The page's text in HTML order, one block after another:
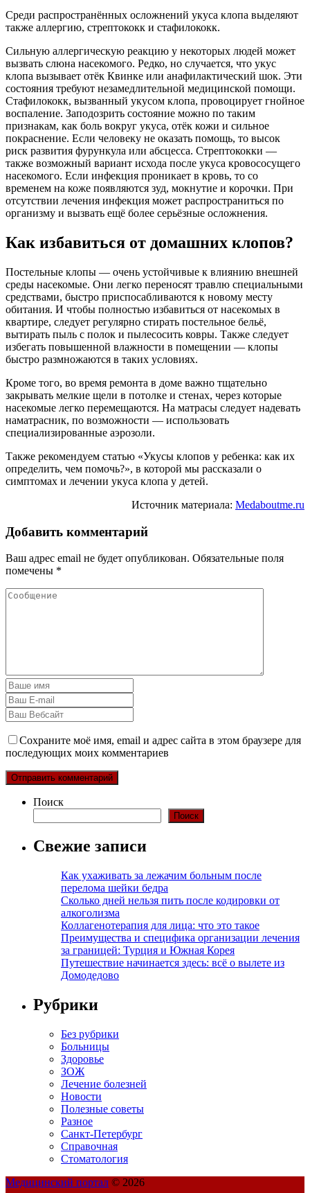
Среди распространённых осложнений укуса клопа выделяют
также аллергию, стрептококк и стафилококк.
Сильную аллергическую реакцию у некоторых людей может
вызвать слюна насекомого. Редко, но случается, что укус
клопа вызывает отёк Квинке или анафилактический шок. Эти
состояния требуют незамедлительной медицинской помощи.
Стафилококк, вызванный укусом клопа, провоцирует гнойное
воспаление. Заподозрить состояние можно по таким
признакам, как боль вокруг укуса, отёк кожи и сильное
покраснение. Если человеку не оказать помощь, то высок
риск развития фурункула или абсцесса. Стрептококки —
также возможный вариант исхода после укуса кровососущего
насекомого. Если инфекция проникает в кровь, то со
временем на коже появляются зуд, мокнутие и корочки. При
отсутствии лечения инфекция может распространиться по
организму и вызвать ещё более серьёзные осложнения.
Как избавиться от домашних клопов?
Постельные клопы — очень устойчивые к влиянию внешней
среды насекомые. Они легко переносят травлю специальными
средствами, быстро приспосабливаются к новому месту
обитания. И чтобы полностью избавиться от насекомых в
квартире, следует регулярно стирать постельное бельё,
вытирать пыль с полок и пылесосить ковры. Также следует
избегать повышенной влажности в помещении — клопы
быстро размножаются в таких условиях.
Кроме того, во время ремонта в доме важно тщательно
закрывать мелкие щели в потолке и стенах, через которые
насекомые легко перемещаются. На матрасы следует надевать
наматрасник, по возможности — использовать
специализированные аэрозоли.
Также рекомендуем статью «Укусы клопов у ребенка: как их
определить, чем помочь?», в которой мы рассказали о
симптомах и лечении укуса клопа у детей.
Источник материала: Medaboutme.ru
Добавить комментарий
Ваш адрес email не будет опубликован. Обязательные поля
помечены *
Сохраните моё имя, email и адрес сайта в этом браузере для
последующих моих комментариев
Поиск
Поиск
Свежие записи
Как ухаживать за лежачим больным после
перелома шейки бедра
Сколько дней нельзя пить после кодировки от
алкоголизма
Коллагенотерапия для лица: что это такое
Преимущества и специфика организации лечения
за границей: Турция и Южная Корея
Путешествие начинается здесь: всё о вылете из
Домодедово
Рубрики
Без рубрики
Больницы
Здоровье
ЗОЖ
Лечение болезней
Новости
Полезные советы
Разное
Санкт-Петербург
Справочная
Стоматология
Медицинский портал © 2026